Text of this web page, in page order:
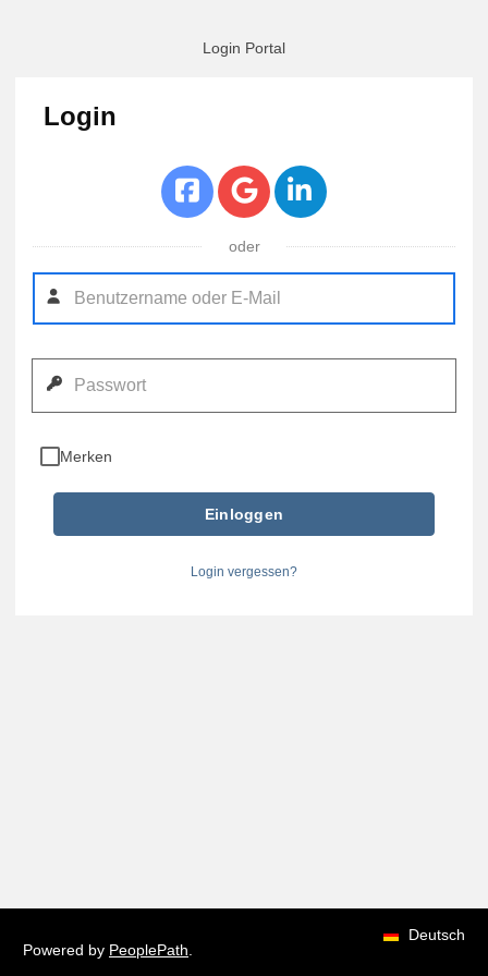
Login Portal
Login
oder
Merken
Einloggen
Login vergessen?
Deutsch
Powered by PeoplePath